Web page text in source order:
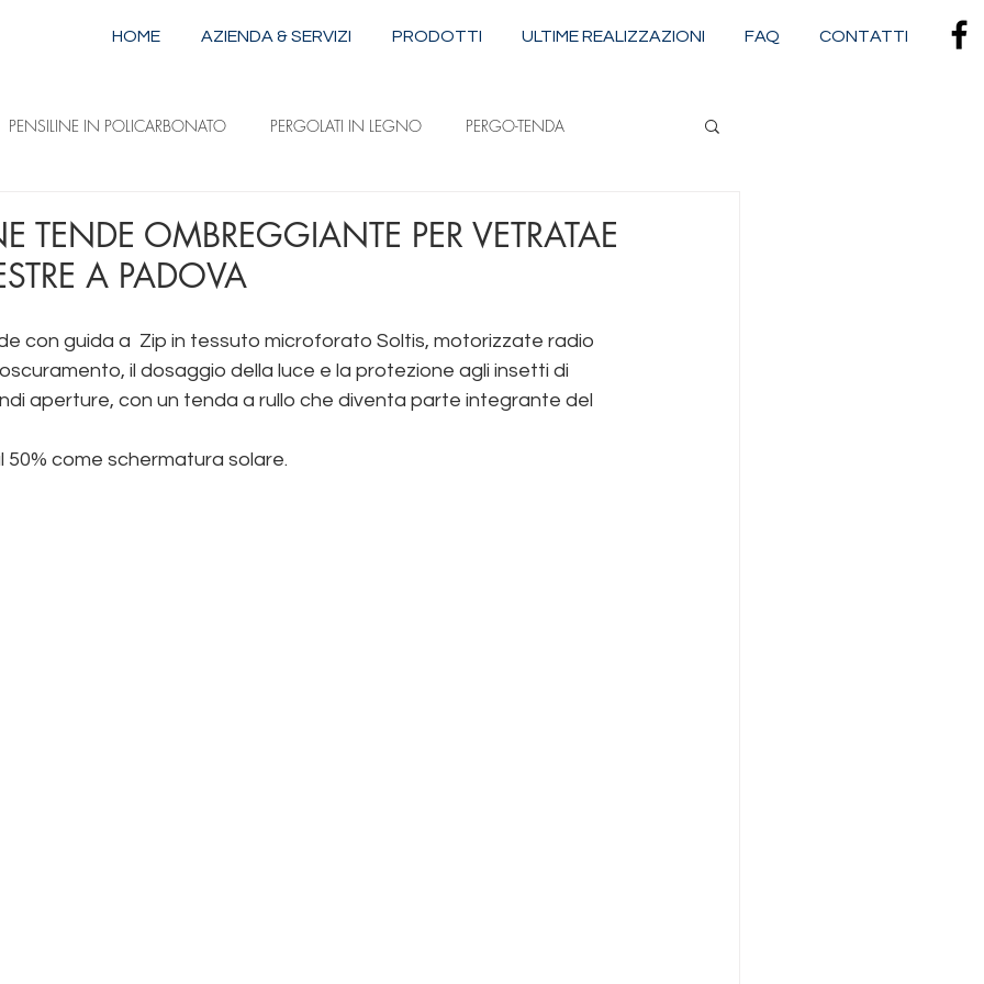
HOME AZIENDA & SERVIZI PRODOTTI ULTIME REALIZZAZIONI FAQ CONTATTI
PENSILINE IN POLICARBONATO PERGOLATI IN LEGNO PERGO-TENDA
IN ALLUMINIO E ACCIAIO
TENDE OMBREGGIANTE PER VETRATAE
A PADOVA
con guida a  Zip in tessuto microforato Soltis, motorizzate radio
il dosaggio della luce e la protezione agli insetti di
aperture, con un tenda a rullo che diventa parte integrante del
50% come schermatura solare.